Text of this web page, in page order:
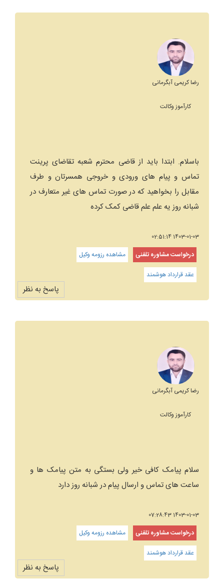
رضا کریمی آبگرمانی
کارآموز وکالت
باسلام. ابتدا باید از قاضی محترم شعبه تقاضای پرینت
تماس و پیام های ورودی و خروجی همسرتان و طرف
مقابل را بخواهید که در صورت تماس های غیر متعارف در
شبانه روز یه علم علم قاضی کمک کرده
1403-01-03 02:51:14
درخواست مشاوره تلفنی
مشاهده رزومه وکیل
عقد قرارداد هوشمند
پاسخ به نظر
رضا کریمی آبگرمانی
کارآموز وکالت
سلام پیامک کافی خیر ولی بستگی به متن پیامک ها و
ساعت های تماس و ارسال پیام در شبانه روز دارد
1403-01-03 07:28:43
درخواست مشاوره تلفنی
مشاهده رزومه وکیل
عقد قرارداد هوشمند
پاسخ به نظر